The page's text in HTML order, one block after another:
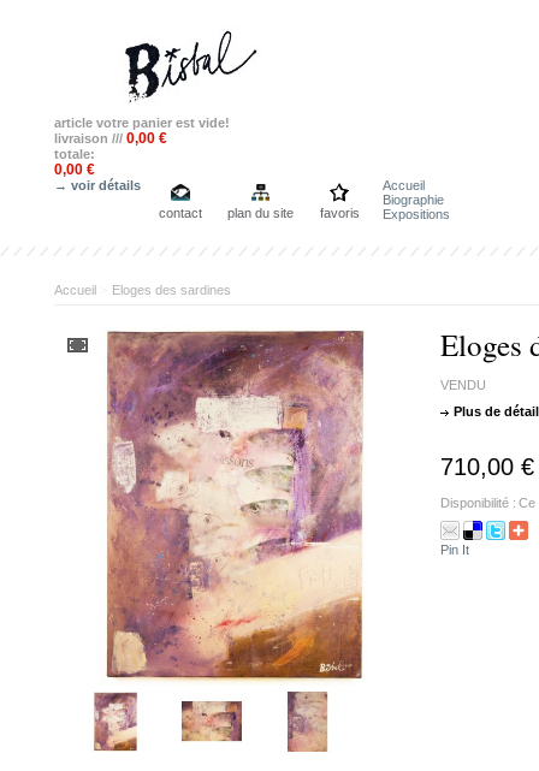
article votre panier est vide!
livraison /// 0,00 €
totale:
0,00 €
→ voir détails
contact
plan du site favoris
Accueil
Biographie
Expositions
Accueil Eloges des sardines
Eloges
VENDU
Plus de
710,00 €
Disponibilité : Ce
Pin It